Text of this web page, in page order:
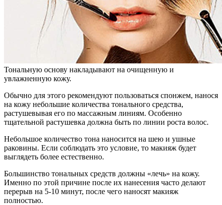
Тональную основу накладывают на очищенную и
увлажненную кожу.
Обычно для этого рекомендуют пользоваться спонжем, нанося
на кожу небольшие количества тонального средства,
растушевывая его по массажным линиям. Особенно
тщательной растушевка должна быть по линии роста волос.
Небольшое количество тона наносится на шею и ушные
раковины. Если соблюдать это условие, то макияж будет
выглядеть более естественно.
Большинство тональных средств должны «лечь» на кожу.
Именно по этой причине после их нанесения часто делают
перерыв на 5-10 минут, после чего наносят макияж
полностью.